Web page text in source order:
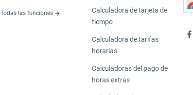
Todas las funciones
Calculadora de tarjeta de
tiempo
Calculadora de tarifas
horarias
Calculadoras del pago de
horas extras